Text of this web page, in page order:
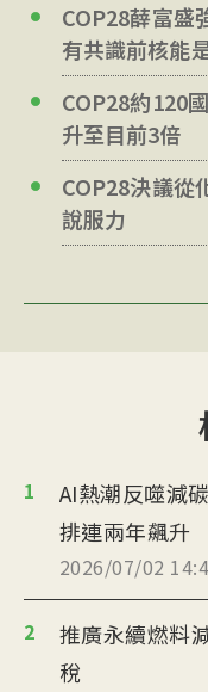
COP28薛富盛
有共識前核能
COP28約120
升至目前3倍
COP28決議從
說服力
1
AI熱潮反噬減
排連兩年飆升
2026/07/02
2
推廣永續燃料
稅